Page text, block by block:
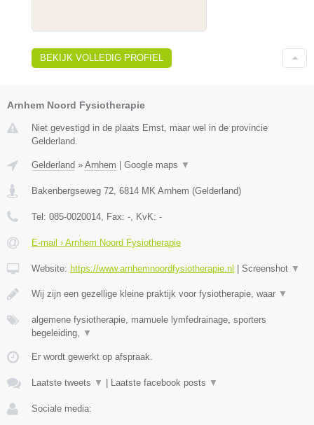
BEKIJK VOLLEDIG PROFIEL
Arnhem Noord Fysiotherapie
Niet gevestigd in de plaats Emst, maar wel in de provincie
Gelderland.
Gelderland » Arnhem Google maps ▼
Bakenbergseweg 72 6814 MK Arnhem (Gelderland)
Tel: 085-0020014 , Fax: - , KvK: -
E-mail › Arnhem Noord Fysiotherapie
Website: https://www.arnhemnoordfysiotherapie.nl Screenshot ▼
Wij zijn een gezellige kleine praktijk voor fysiotherapie, waar ▼
algemene fysiotherapie, mamuele lymfedrainage, sporters
begeleiding,
▼
Er wordt gewerkt op afspraak.
Laatste tweets ▼ Laatste facebook posts ▼
Sociale media: